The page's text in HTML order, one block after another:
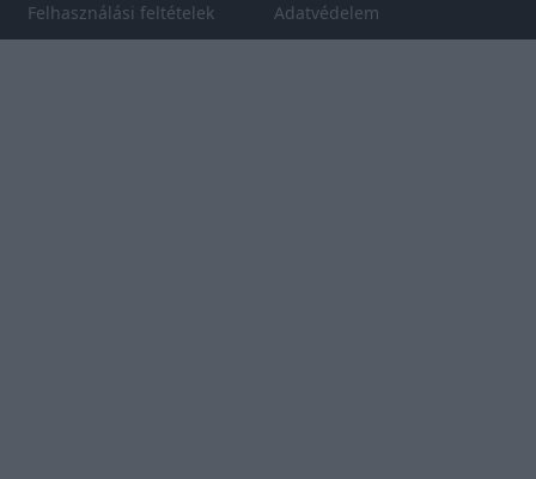
Felhasználási feltételek Adatvédelem